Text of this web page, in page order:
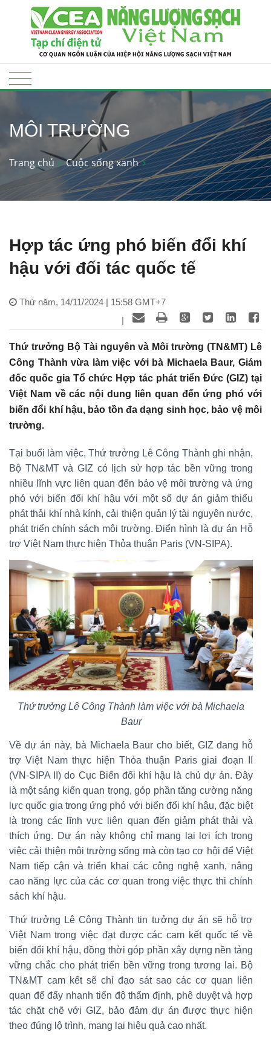
MÔI TRƯỜNG
Trang chủ Cuộc sống xanh
Hợp tác ứng phó biến đổi khí
hậu với đối tác quốc tế
Thứ năm, 14/11/2024 | 15:58 GMT+7
|
Thứ trưởng Bộ Tài nguyên và Môi trường (TN&MT) Lê
Công Thành vừa làm việc với bà Michaela Baur, Giám
đốc quốc gia Tổ chức Hợp tác phát triển Đức (GIZ) tại
Việt Nam về các nội dung liên quan đến ứng phó với
biến đổi khí hậu, bảo tồn đa dạng sinh học, bảo vệ môi
trường.
Tại buổi làm việc, Thứ trưởng Lê Công Thành ghi nhận,
Bộ TN&MT và GIZ có lịch sử hợp tác bền vững trong
nhiều lĩnh vực liên quan đến bảo vệ môi trường và ứng
phó với biến đổi khí hậu với một số dự án giảm thiểu
phát thải khí nhà kính, cải thiện quản lý tài nguyên nước,
phát triển chính sách môi trường. Điển hình là dự án Hỗ
trợ Việt Nam thực hiện Thỏa thuận Paris (VN-SIPA).
Thứ trưởng Lê Công Thành làm việc với bà Michaela
Baur
Về dự án này, bà Michaela Baur cho biết, GIZ đang hỗ
trợ Việt Nam thực hiện Thỏa thuận Paris giai đoạn II
(VN-SIPA II) do Cục Biến đổi khí hậu là chủ dự án. Đây
là một sáng kiến quan trọng, góp phần tăng cường năng
lực quốc gia trong ứng phó với biến đổi khí hậu, đặc biệt
là trong các lĩnh vực liên quan đến giảm phát thải và
thích ứng. Dự án này không chỉ mang lại lợi ích trong
việc cải thiện môi trường sống mà còn tạo cơ hội để Việt
Nam tiếp cận và triển khai các công nghệ xanh, nâng
cao năng lực của các cơ quan trong việc thực thi chính
sách khí hậu.
Thứ trưởng Lê Công Thành tin tưởng dự án sẽ hỗ trợ
Việt Nam trong việc đạt được các cam kết quốc tế về
biến đổi khí hậu, đồng thời góp phần xây dựng nền tảng
vững chắc cho phát triển bền vững trong tương lai. Bộ
TN&MT cam kết sẽ chỉ đạo sát sao các cơ quan liên
quan để đẩy nhanh tiến độ thẩm định, phê duyệt và hợp
tác chặt chẽ với GIZ, bảo đảm dự án được thực hiện
theo đúng lộ trình, mang lại hiệu quả cao nhất.